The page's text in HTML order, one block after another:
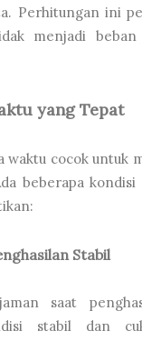
Perhitungan ini
menjadi
yang Tepat
waktu cocok untuk
beberapa
Stabil
saat
stabil dan